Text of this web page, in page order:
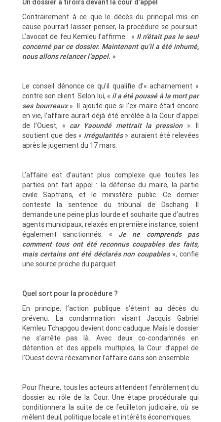
Un dossier à tiroirs devant la cour d’appel
Contrairement à ce que le décès du principal mis en
cause pourrait laisser penser, la procédure se poursuit.
L’avocat de feu Kemleu l’affirme : « Il n’était pas le seul
concerné par ce dossier. Maintenant qu’il a été inhumé,
nous allons relancer l’appel. »
Le conseil dénonce ce qu’il qualifie d’« acharnement »
contre son client. Selon lui, « il a été poussé à la mort par
ses bourreaux». Il ajoute que si l’ex-maire était encore
en vie, l’affaire aurait déjà été enrôlée à la Cour d’appel
de l’Ouest, « car Yaoundé mettrait la pression». Il
soutient que des « irrégularités» auraient été relevées
après le jugement du 17 mars.
L’affaire est d’autant plus complexe que toutes les
parties ont fait appel : la défense du maire, la partie
civile Saptrans, et le ministère public. Ce dernier
conteste la sentence du tribunal de Dschang. Il
demande une peine plus lourde et souhaite que d’autres
agents municipaux, relaxés en première instance, soient
également sanctionnés. « Je ne comprends pas
comment tous ont été reconnus coupables des faits,
mais certains ont été déclarés non coupables», confie
une source proche du parquet.
Quel sort pour la procédure ?
En principe, l’action publique s’éteint au décès du
prévenu. La condamnation visant Jacquis Gabriel
Kemleu Tchapgou devient donc caduque. Mais le dossier
ne s’arrête pas là. Avec deux co-condamnés en
détention et des appels multiples, la Cour d’appel de
l’Ouest devra réexaminer l’affaire dans son ensemble.
Pour l’heure, tous les acteurs attendent l’enrôlement du
dossier au rôle de la Cour. Une étape procédurale qui
conditionnera la suite de ce feuilleton judiciaire, où se
mêlent deuil, politique locale et intérêts économiques.